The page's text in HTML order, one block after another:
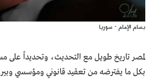
بسام الإمام - سوريا
لمصر تاريخ طويل مع التحديث، وتحديداً على
بكل ما يفترضه من تعقيد قانوني ومؤسسي